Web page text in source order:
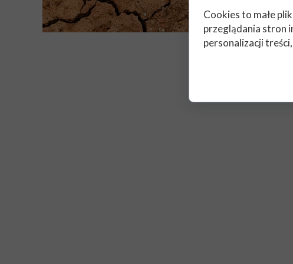
Cookies to małe
przeglądania stron
personalizacji